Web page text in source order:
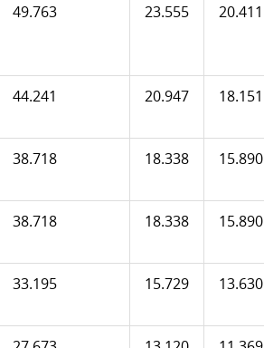
49.763 23.555 20.411
44.241 20.947 18.151
38.718 18.338 15.890
38.718 18.338 15.890
33.195 15.729 13.630